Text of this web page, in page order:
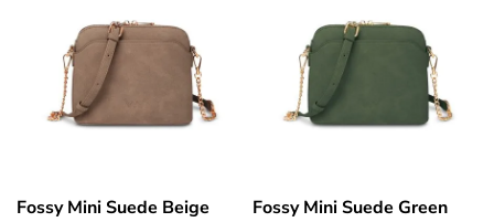
Fossy Mini Suede Beige Fossy Mini Suede Green